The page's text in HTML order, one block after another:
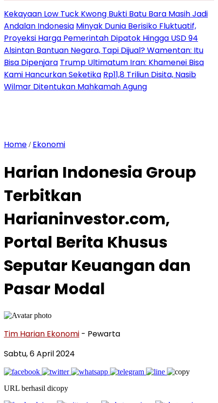
Kekayaan Low Tuck Kwong Bukti Batu Bara Masih Jadi
Andalan Indonesia Minyak Dunia Berisiko Fluktuatif,
Proyeksi Harga Pemerintah Dipatok Hingga USD 94
Alsintan Bantuan Negara, Tapi Dijual? Wamentan: Itu
Bisa Dipenjara Trump Ultimatum Iran: Khamenei Bisa
Kami Hancurkan Seketika Rp11,8 Triliun Disita, Nasib
Wilmar Ditentukan Mahkamah Agung
Home / Ekonomi
Harian Indonesia Group
Terbitkan
Harianinvestor.com,
Portal Berita Khusus
Seputar Keuangan dan
Pasar Modal
Tim Harian Ekonomi - Pewarta
Sabtu, 6 April 2024
URL berhasil dicopy